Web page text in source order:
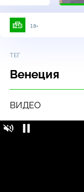
18+
ТЕГ
Венеция
ВИДЕО